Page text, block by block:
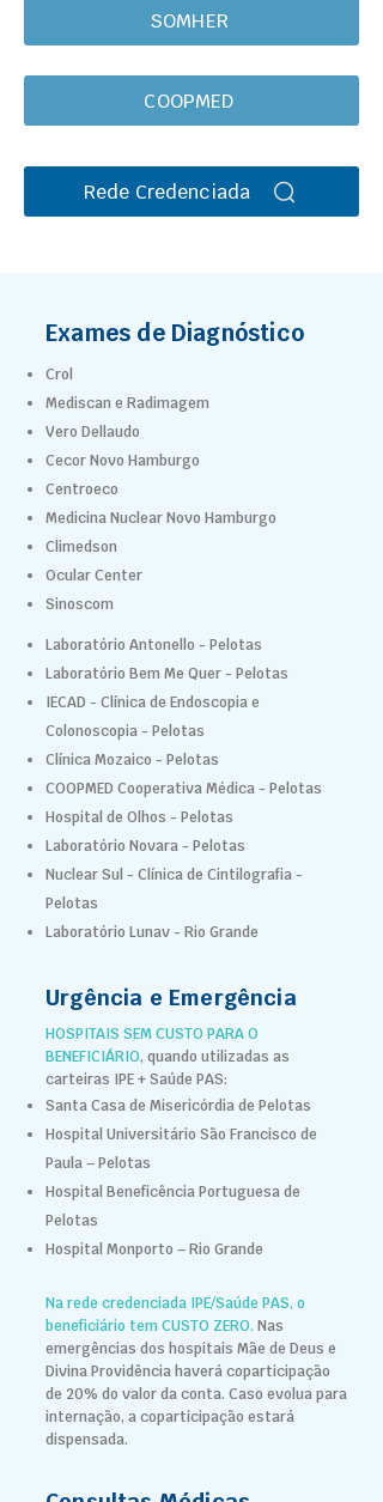
SOMHER
COOPMED
Rede Credenciada
Exames de Diagnóstico
Crol
Mediscan e Radimagem
Vero Dellaudo
Cecor Novo Hamburgo
Centroeco
Medicina Nuclear Novo Hamburgo
Climedson
Ocular Center
Sinoscom
Laboratório Antonello - Pelotas
Laboratório Bem Me Quer - Pelotas
IECAD - Clínica de Endoscopia e
Colonoscopia - Pelotas
Clínica Mozaico - Pelotas
COOPMED Cooperativa Médica - Pelotas
Hospital de Olhos - Pelotas
Laboratório Novara - Pelotas
Nuclear Sul - Clínica de Cintilografia -
Pelotas
Laboratório Lunav - Rio Grande
Urgência e Emergência
HOSPITAIS SEM CUSTO PARA O
BENEFICIÁRIO, quando utilizadas as
carteiras IPE + Saúde PAS:
Santa Casa de Misericórdia de Pelotas
Hospital Universitário São Francisco de
Paula – Pelotas
Hospital Beneficência Portuguesa de
Pelotas
Hospital Monporto – Rio Grande
Na rede credenciada IPE/Saúde PAS, o
beneficiário tem CUSTO ZERO. Nas
emergências dos hospitais Mãe de Deus e
Divina Providência haverá coparticipação
de 20% do valor da conta. Caso evolua para
internação, a coparticipação estará
dispensada.